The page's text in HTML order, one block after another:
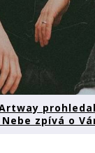
zpívá o